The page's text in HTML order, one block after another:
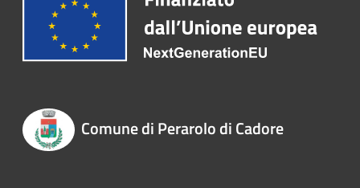
Comune di Perarolo di Cadore